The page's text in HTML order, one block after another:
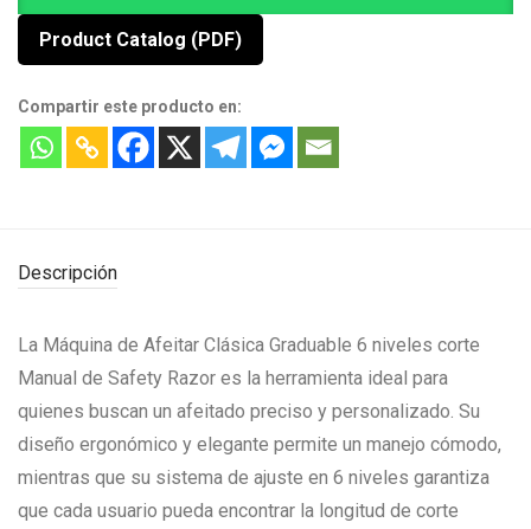
Product Catalog (PDF)
Compartir este producto en:
Descripción
La Máquina de Afeitar Clásica Graduable 6 niveles corte
Manual de Safety Razor es la herramienta ideal para
quienes buscan un afeitado preciso y personalizado. Su
diseño ergonómico y elegante permite un manejo cómodo,
mientras que su sistema de ajuste en 6 niveles garantiza
que cada usuario pueda encontrar la longitud de corte